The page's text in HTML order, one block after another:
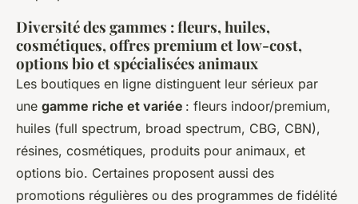
Diversité des gammes : fleurs, huiles,
cosmétiques, offres premium et low-cost,
options bio et spécialisées animaux
Les boutiques en ligne distinguent leur sérieux par
une gamme riche et variée : fleurs indoor/premium,
huiles (full spectrum, broad spectrum, CBG, CBN),
résines, cosmétiques, produits pour animaux, et
options bio. Certaines proposent aussi des
promotions régulières ou des programmes de fidélité